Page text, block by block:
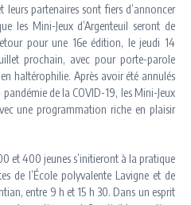
leurs partenaires sont fiers d’annoncer
les Mini-Jeux d’Argenteuil seront de
pour une 16e édition, le jeudi 14
prochain, avec pour porte-parole
haltérophilie. Après avoir été annulés
de la COVID-19, les Mini-Jeux
une programmation riche en plaisir
et 400 jeunes s’initieront à la pratique
de l’École polyvalente Lavigne et de
entre 9 h et 15 h 30. Dans un esprit